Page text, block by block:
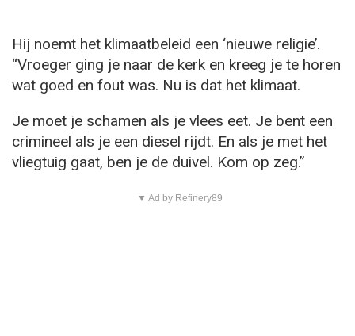
Hij noemt het klimaatbeleid een ‘nieuwe religie’.
“Vroeger ging je naar de kerk en kreeg je te horen
wat goed en fout was. Nu is dat het klimaat.
Je moet je schamen als je vlees eet. Je bent een
crimineel als je een diesel rijdt. En als je met het
vliegtuig gaat, ben je de duivel. Kom op zeg.”
▼ Ad by Refinery89